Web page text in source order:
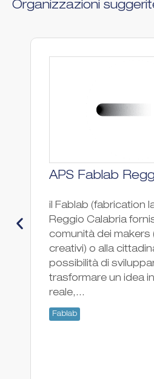
Organizzazioni
APS Fablab
il Fablab (fabrication
Reggio Calabria
comunità dei makers
creativi) o alla
possibilità di
trasformare un idea
reale,...
Fablab